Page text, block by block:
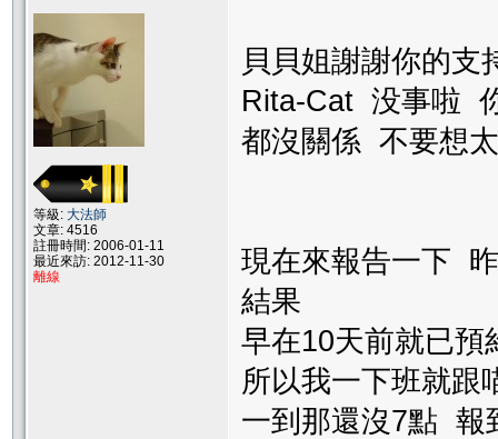
等級: 大法師
文章: 4516
註冊時間: 2006-01-11
最近來訪: 2012-11-30
離線
貝貝姐謝謝你的
Rita-Cat 没事啦
都沒關係 不要想
現在來報告一下
結果
早在10天前就已
所以我一下班就跟
一到那還沒7點 報